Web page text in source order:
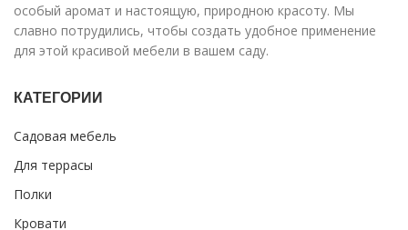
особый аромат и настоящую, природною красоту. Мы
славно потрудились, чтобы создать удобное применение
для этой красивой мебели в вашем саду.
КАТЕГОРИИ
Садовая мебель
Для террасы
Полки
Кровати